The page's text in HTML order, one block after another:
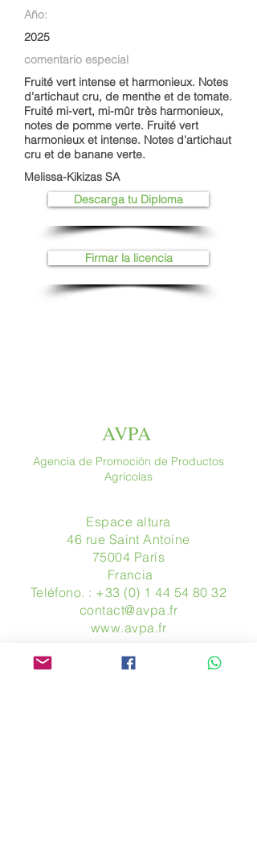
Año:
2025
comentario especial
Fruité vert intense et harmonieux. Notes
d'artichaut cru, de menthe et de tomate.
Fruité mi-vert, mi-mûr très harmonieux,
notes de pomme verte. Fruité vert
harmonieux et intense. Notes d'artichaut
cru et de banane verte.
Melissa-Kikizas SA
Descarga tu Diploma
Firmar la licencia
AVPA
Agencia de Promoción de Productos
Agrícolas
Espace altura
46 rue Saint Antoine
75004 París
​ Francia
Teléfono. : +33 (0) 1 44 54 80 32
contact@avpa.fr
www.avpa.fr